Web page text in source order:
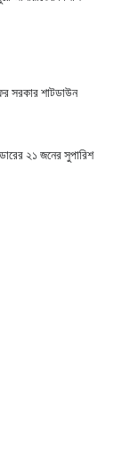
সরকার শাটডাউন
২১ জনের সুপারিশ